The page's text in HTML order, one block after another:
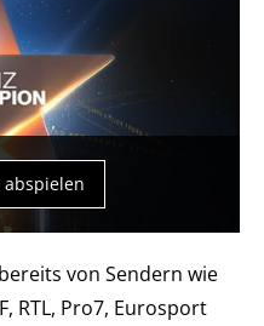
abspielen
von Sendern wie
RTL, Pro7, Eurosport